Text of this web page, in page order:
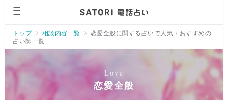
トップ 相談内容一覧
恋愛全般に関する占いで人気・おすすめの
占い師一覧
恋愛全般